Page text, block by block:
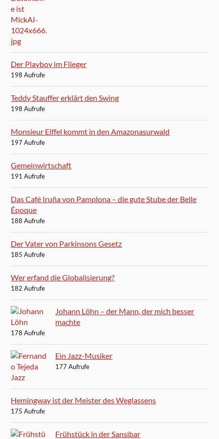
Der Playboy im Flieger
198 Aufrufe
Teddy Stauffer erklärt den Swing
198 Aufrufe
Monsieur Eiffel kommt in den Amazonasurwald
197 Aufrufe
Gemeinwirtschaft
191 Aufrufe
Das Café Iruña von Pamplona – die gute Stube der Belle
Époque
188 Aufrufe
Der Vater von Parkinsons Gesetz
185 Aufrufe
Wer erfand die Globalisierung?
182 Aufrufe
Johann Löhn – der Mann, der mich besser
machte
178 Aufrufe
Ein Jazz-Musiker
177 Aufrufe
Hemingway ist der Meister des Weglassens
175 Aufrufe
Frühstück in der Sansibar